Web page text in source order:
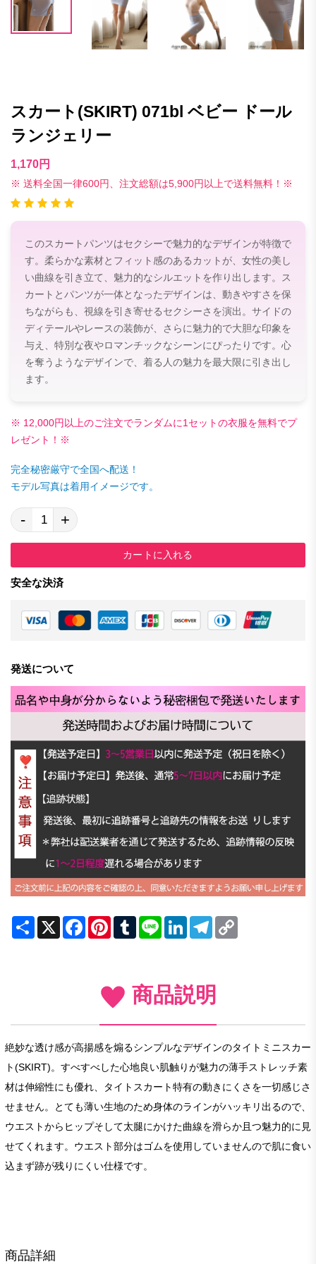
スカート(SKIRT) 071bl ベビー ドール
ランジェリー
1,170円
※ 送料全国一律600円、注文総額は5,900円以上で送料無料！※
このスカートパンツはセクシーで魅力的なデザインが特徴で
す。柔らかな素材とフィット感のあるカットが、女性の美し
い曲線を引き立て、魅力的なシルエットを作り出します。ス
カートとパンツが一体となったデザインは、動きやすさを保
ちながらも、視線を引き寄せるセクシーさを演出。サイドの
ディテールやレースの装飾が、さらに魅力的で大胆な印象を
与え、特別な夜やロマンチックなシーンにぴったりです。心
を奪うようなデザインで、着る人の魅力を最大限に引き出し
ます。
※ 12,000円以上のご注文でランダムに1セットの衣服を無料でプ
レゼント！※
完全秘密厳守で全国へ配送！
モデル写真は着用イメージです。
- +
カートに入れる
安全な決済
発送について
Share X FacebookPinterestTumblrLine LinkedInTelegram
商品説明
絶妙な透け感が高揚感を煽るシンプルなデザインのタイトミニスカー
ト(SKIRT)。すべすべした心地良い肌触りが魅力の薄手ストレッチ素
材は伸縮性にも優れ、タイトスカート特有の動きにくさを一切感じさ
せません。とても薄い生地のため身体のラインがハッキリ出るので、
ウエストからヒップそして太腿にかけた曲線を滑らか且つ魅力的に見
せてくれます。ウエスト部分はゴムを使用していませんので肌に食い
込まず跡が残りにくい仕様です。
商品詳細